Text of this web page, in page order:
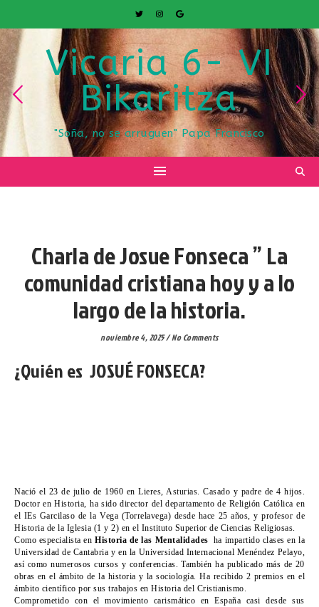
Vicaria 6- VI
Bikaritza
"Soña, no se arruguen" Papa Francisco
Charla de Josue Fonseca ” La
comunidad cristiana hoy y a lo
largo de la historia.
noviembre 4, 2025/No Comments
¿Quién es JOSUÉ FONSECA?
Nació el 23 de julio de 1960 en Lieres, Asturias. Casado y padre de 4 hijos.
Doctor en Historia, ha sido director del departamento de Religión Católica en
el IEs Garcilaso de la Vega (Torrelavega) desde hace 25 años, y profesor de
Historia de la Iglesia (1 y 2) en el Instituto Superior de Ciencias Religiosas.
Como especialista en Historia de las Mentalidades ha impartido clases en la
Universidad de Cantabria y en la Universidad Internacional Menéndez Pelayo,
así como numerosos cursos y conferencias. También ha publicado más de 20
obras en el ámbito de la historia y la sociología. Ha recibido 2 premios en el
ámbito científico por sus trabajos en Historia del Cristianismo.
Comprometido con el movimiento carismático en España casi desde sus